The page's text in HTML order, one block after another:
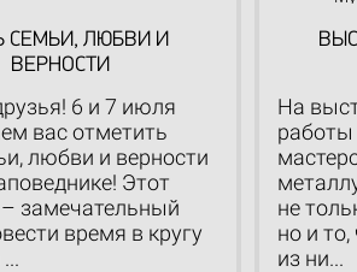
СЕМЬИ, ЛЮБВИ И
ВЕРНОСТИ
6 и 7 июля
вас отметить
любви и верности
Этот
замечательный
время в кругу
На
работы
не
но и
из ни...